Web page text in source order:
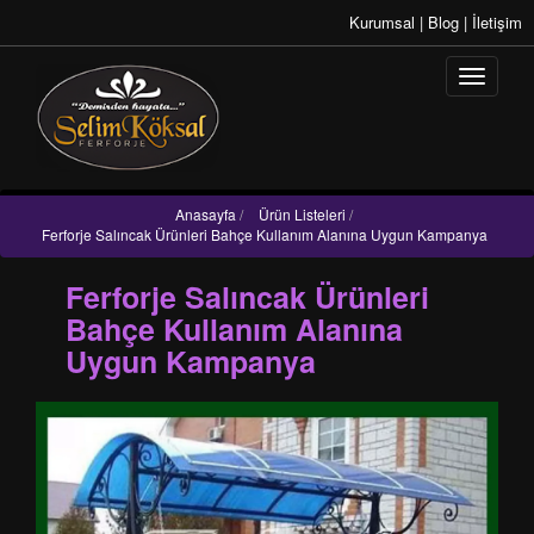
Kurumsal | Blog | İletişim
Anasayfa / Ürün Listeleri /
Ferforje Salıncak Ürünleri Bahçe Kullanım Alanına Uygun Kampanya
Ferforje Salıncak Ürünleri
Bahçe Kullanım Alanına
Uygun Kampanya